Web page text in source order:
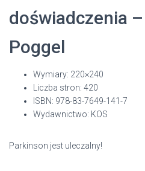
doświadczenia
Poggel
Wymiary: 220×240
Liczba stron: 420
ISBN: 978-83-7649-141-7
Wydawnictwo: KOS
Parkinson jest uleczalny!